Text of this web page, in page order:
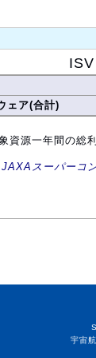
ェア(合計)
資源一年間の総
JAXAスーパーコ
宇宙